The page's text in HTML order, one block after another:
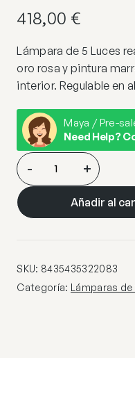
418,00 €
Lámpara de 5 Luces
oro rosa y pintura
interior. Regulable en
Maya / Pre-
Need Help?
LAMPARA
5L·NARISA·Ø47
ORO
ROSA
- +
Añadir al
SKU: 8435435322083
Categoría: Lámparas